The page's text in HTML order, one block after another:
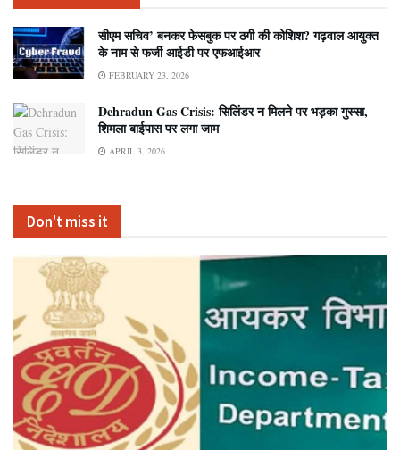
सीएम सचिव’ बनकर फेसबुक पर ठगी की कोशिश? गढ़वाल आयुक्त
के नाम से फर्जी आईडी पर एफआईआर
FEBRUARY 23, 2026
Dehradun Gas Crisis: सिलिंडर न मिलने पर भड़का गुस्सा,
शिमला बाईपास पर लगा जाम
APRIL 3, 2026
Don't miss it